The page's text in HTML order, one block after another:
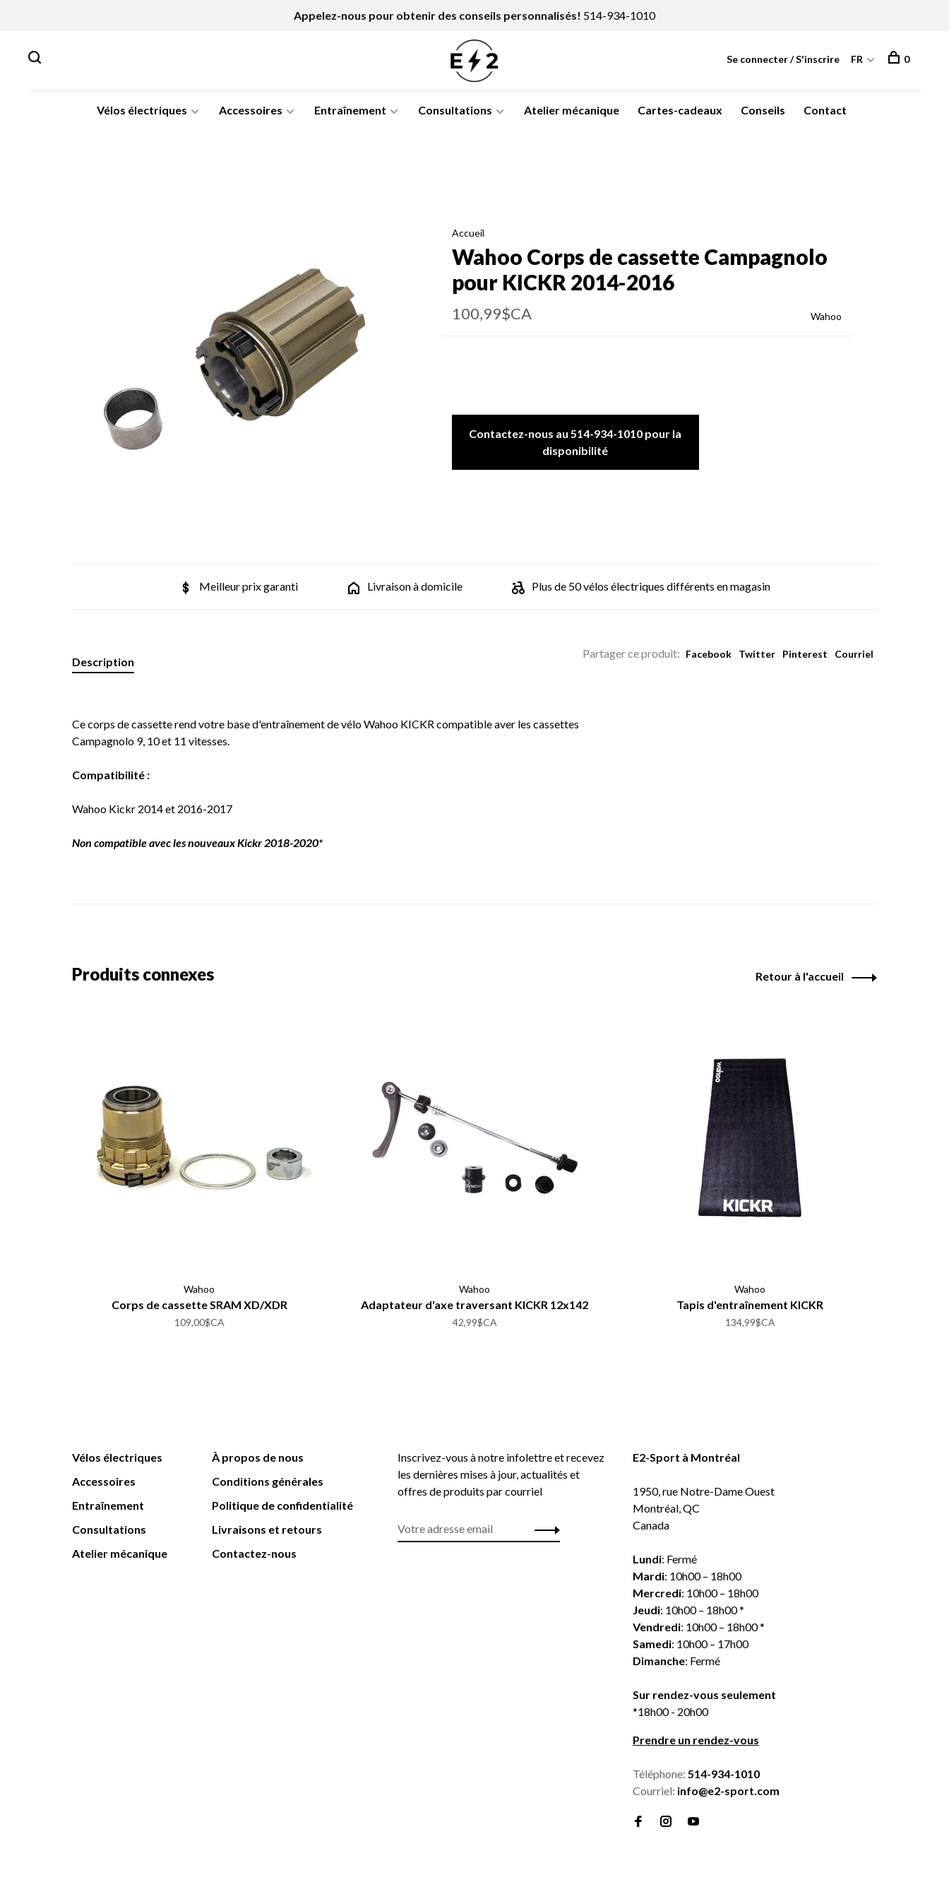
Appelez-nous pour obtenir des conseils personnalisés! 514-934-1010
Vélos électriques Accessoires Entraînement Consultations Atelier mécanique Cartes-cadeaux Conseils Contact
Se connecter / S'inscrire FR 0
Accueil
Wahoo Corps de cassette Campagnolo
pour KICKR 2014-2016
100,99$CA Wahoo
Contactez-nous au 514-934-1010 pour la
disponibilité
Meilleur prix garanti Livraison à domicile Plus de 50 vélos électriques différents en magasin
Partager ce produit: Facebook Twitter Pinterest Courriel
Description
Ce corps de cassette rend votre base d'entraînement de vélo Wahoo KICKR compatible aver les cassettes
Campagnolo 9, 10 et 11 vitesses.
Compatibilité :
Wahoo Kickr 2014 et 2016-2017
Non compatible avec les nouveaux Kickr 2018-2020*
Produits connexes Retour à l'accueil
Wahoo
Corps de cassette SRAM XD/XDR
109,00$CA
Wahoo
Adaptateur d'axe traversant KICKR 12x142
42,99$CA
Wahoo
Tapis d'entraînement KICKR
134,99$CA
Vélos électriques
Accessoires
Entraînement
Consultations
Atelier mécanique
À propos de nous
Conditions générales
Politique de confidentialité
Livraisons et retours
Contactez-nous
Inscrivez-vous à notre infolettre et recevez
les dernières mises à jour, actualités et
offres de produits par courriel
E2-Sport à Montréal
1950, rue Notre-Dame Ouest
Montréal, QC
Canada
Lundi: Fermé
Mardi: 10h00 – 18h00
Mercredi: 10h00 – 18h00
Jeudi: 10h00 – 18h00 *
Vendredi: 10h00 – 18h00 *
Samedi: 10h00 – 17h00
Dimanche: Fermé
Sur rendez-vous seulement
*18h00 - 20h00
Prendre un rendez-vous
Téléphone: 514-934-1010
Courriel: info@e2-sport.com